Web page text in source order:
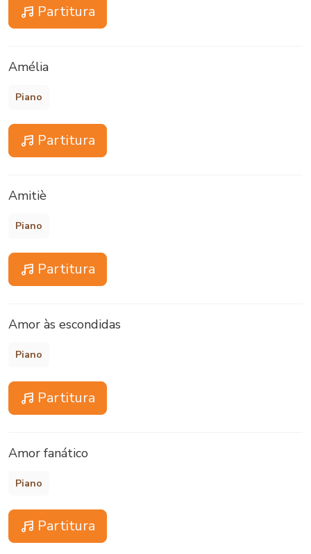
Partitura
Amélia
Piano
Partitura
Amitiè
Piano
Partitura
Amor às escondidas
Piano
Partitura
Amor fanático
Piano
Partitura